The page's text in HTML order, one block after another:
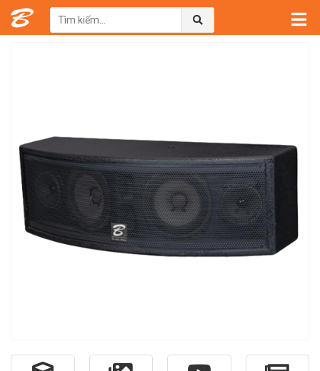
Trang chủ → Sản phẩm Loa Karaoke Beilarly